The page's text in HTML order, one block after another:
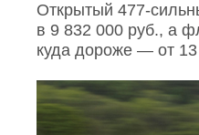
Открытый 477-
в 9 832 000 руб., а
куда дороже — от